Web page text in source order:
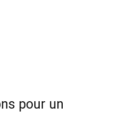
pour un